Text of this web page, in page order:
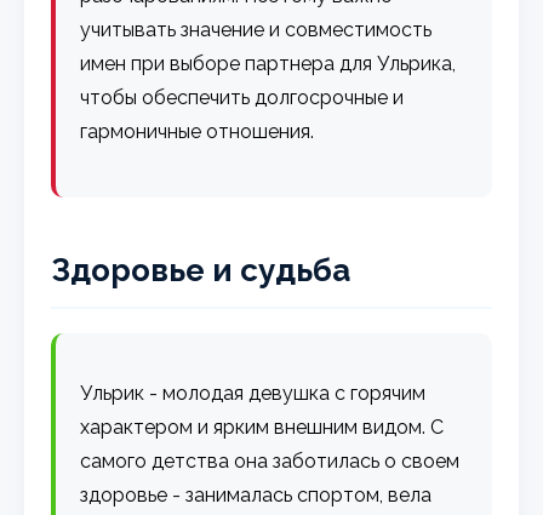
учитывать значение и совместимость
имен при выборе партнера для Ульрика,
чтобы обеспечить долгосрочные и
гармоничные отношения.
Здоровье и судьба
Ульрик - молодая девушка с горячим
характером и ярким внешним видом. С
самого детства она заботилась о своем
здоровье - занималась спортом, вела